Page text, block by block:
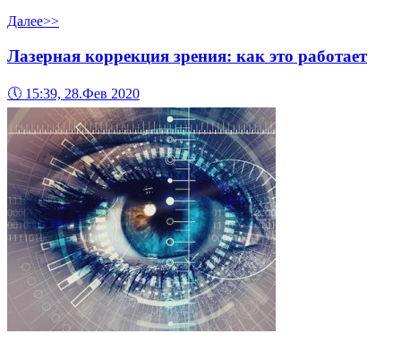
Далее>>
Лазерная коррекция зрения: как это работает
🕔 15:39, 28.Фев 2020